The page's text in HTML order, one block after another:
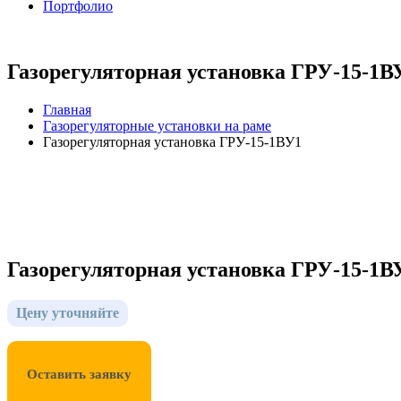
Портфолио
Газорегуляторная установка ГРУ-15-
Главная
Газорегуляторные установки на раме
Газорегуляторная установка ГРУ-15-1ВУ1
Газорегуляторная установка ГРУ-15-
Цену уточняйте
Оставить заявку